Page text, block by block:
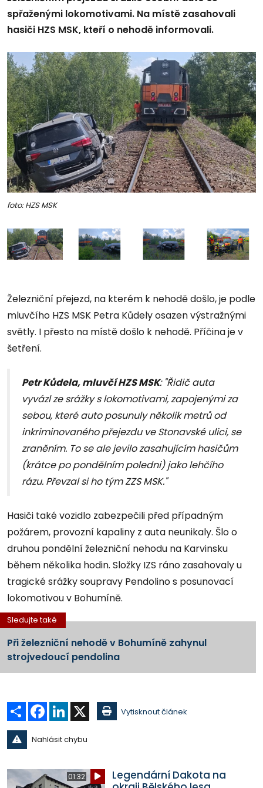
spřaženými lokomotivami. Na místě zasahovali
hasiči HZS MSK, kteří o nehodě informovali.
foto: HZS MSK
Železniční přejezd, na kterém k nehodě došlo, je podle
mluvčího HZS MSK Petra Kůdely osazen výstražnými
světly. I přesto na místě došlo k nehodě. Příčina je v
šetření.
Petr Kůdela, mluvčí HZS MSK: "Řidič auta
vyvázl ze srážky s lokomotivami, zapojenými za
sebou, které auto posunuly několik metrů od
inkriminovaného přejezdu ve Stonavské ulici, se
zraněním. To se ale jevilo zasahujícím hasičům
(krátce po pondělním poledni) jako lehčího
rázu. Převzal si ho tým ZZS MSK."
Hasiči také vozidlo zabezpečili před případným
požárem, provozní kapaliny z auta neunikaly. Šlo o
druhou pondělní železniční nehodu na Karvinsku
během několika hodin. Složky IZS ráno zasahovaly u
tragické srážky soupravy Pendolino s posunovací
lokomotivou v Bohumíně.
Sledujte také
Při železniční nehodě v Bohumíně zahynul
strojvedoucí pendolina
Sdílet Facebook
LinkedIn Vytisknout článek
Nahlásit chybu
01:32
Legendární Dakota na